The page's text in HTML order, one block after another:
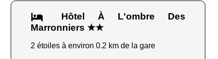
Hôtel À L'ombre Des
Marronniers ★★
2 étoiles à environ 0.2 km de la gare